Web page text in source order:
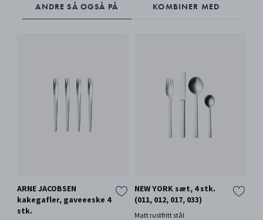
ANDRE SÅ OGSÅ PÅ KOMBINER MED
ARNE JACOBSEN
kakegafler, gaveeeske 4
stk.
NEW YORK sæt, 4 stk.
(011, 012, 017, 033)
Matt rustfritt stål